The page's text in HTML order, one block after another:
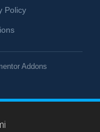
Policy
Addons